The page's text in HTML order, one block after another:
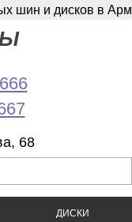
и дисков в
68
ДИСКИ